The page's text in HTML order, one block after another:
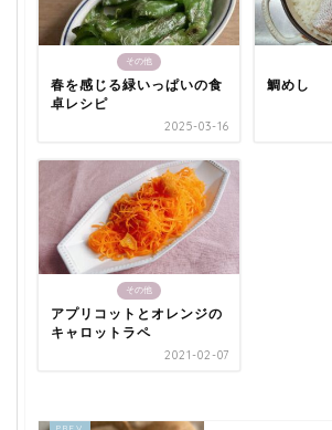
その他
春を感じる緑いっぱいの食
卓レシピ
2025-03-16
鯛めし
その他
アプリコットとオレンジの
キャロットラペ
2021-02-07